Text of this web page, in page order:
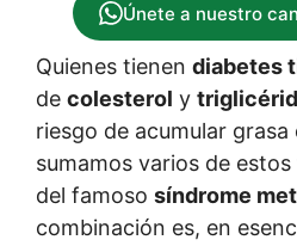
Únete a nuestro
Quienes tienen diabetes
de colesterol y
riesgo de acumular grasa
sumamos varios de
del famoso síndrome
combinación es, en